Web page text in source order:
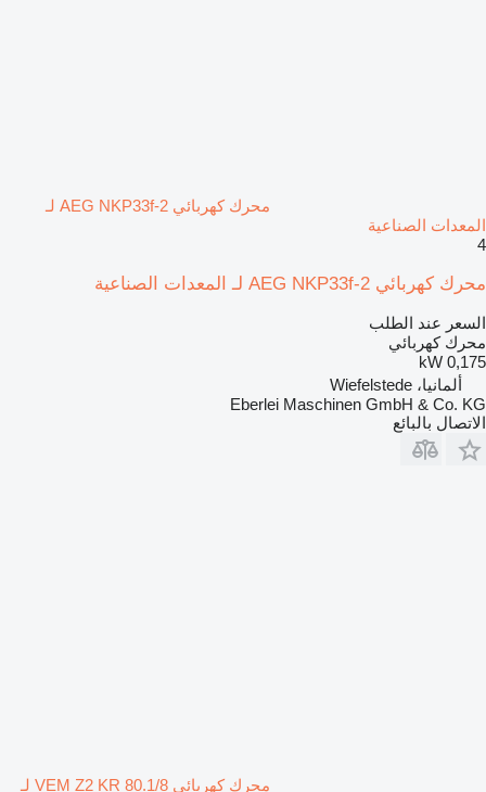
محرك كهربائي AEG NKP33f-2 لـ
المعدات الصناعية
4
محرك كهربائي AEG NKP33f-2 لـ المعدات الصناعية
السعر عند الطلب
محرك كهربائي
0,175 kW
ألمانيا، Wiefelstede
Eberlei Maschinen GmbH & Co. KG
الاتصال بالبائع
محرك كهربائي VEM Z2 KR 80.1/8 لـ